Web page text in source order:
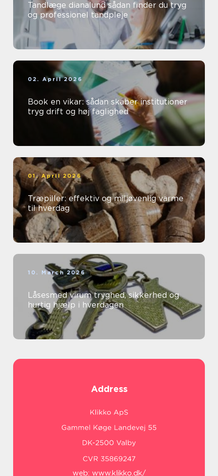
Tandlæge dianalund sådan finder du tryg
og professionel tandpleje
02. April 2026
Book en vikar: sådan skaber institutioner
tryg drift og høj faglighed
01. April 2026
Træpiller: effektiv og miljøvenlig varme
til hverdag
10. March 2026
Låsesmed virum tryghed, sikkerhed og
hurtig hjælp i hverdagen
Address
web: www.klikko.dk/